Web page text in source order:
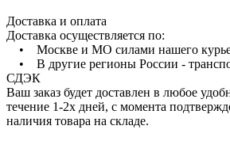
Доставка и оплата
Доставка осуществляется по:
• Москве и МО силами нашего
• В другие регионы России -
СДЭК
Ваш заказ будет доставлен в любое
течение 1-2х дней, с момента
наличия товара на складе.